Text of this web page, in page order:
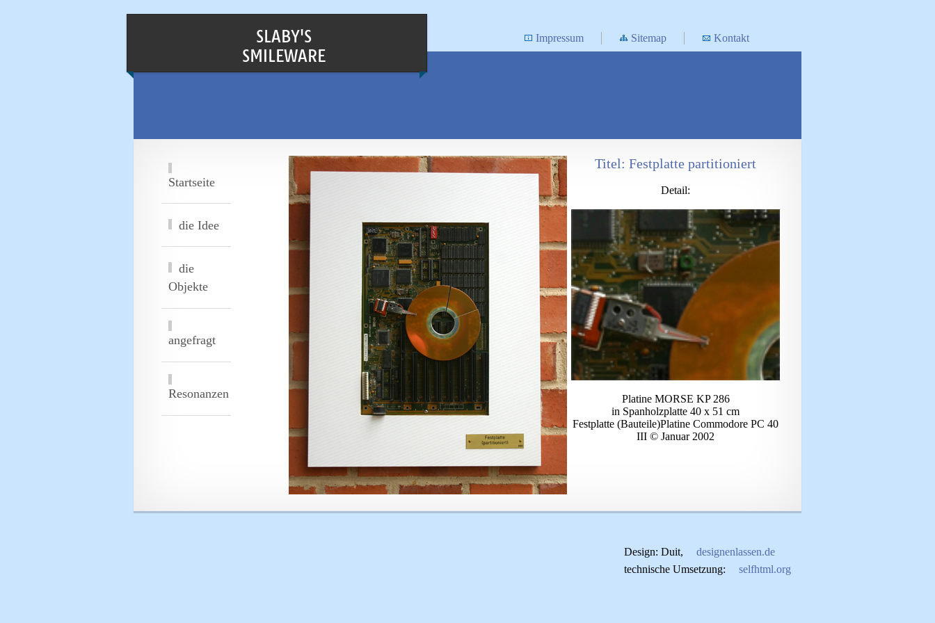
SLABY'S
SMILEWARE
Kontakt
Sitemap
Impressum
Titel: Festplatte partitioniert
Detail:
Platine MORSE KP 286
in Spanholzplatte 40 x 51 cm
Festplatte (Bauteile)Platine Commodore PC 40
III © Januar 2002
Startseite
die Idee
die
Objekte
angefragt
Resonanzen
Design: Duit,
designenlassen.de
technische Umsetzung:
selfhtml.org